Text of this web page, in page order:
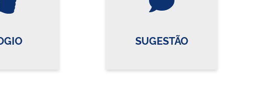
SUGESTÃO